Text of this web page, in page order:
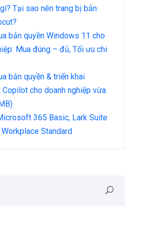
Tại sao nên trang bị bản
bản quyền Windows 11 cho
Mua đúng – đủ, Tối ưu chi
bản quyền & triển khai
cho doanh nghiệp vừa
365 Basic, Lark Suite
Standard